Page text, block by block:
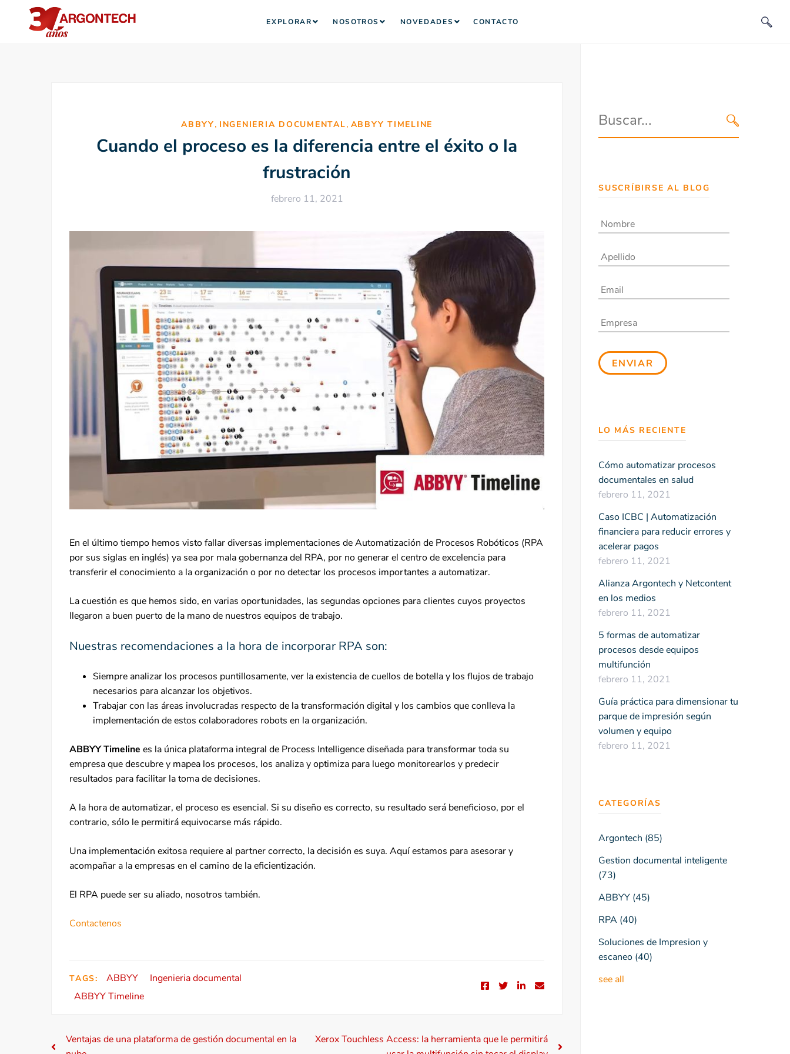
EXPLORAR NOSOTROS NOVEDADES CONTACTO
ABBYY, INGENIERIA DOCUMENTAL, ABBYY TIMELINE
Cuando el proceso es la diferencia entre el éxito o la
frustración
febrero 11, 2021
En el último tiempo hemos visto fallar diversas implementaciones de Automatización de Procesos Robóticos (RPA
por sus siglas en inglés) ya sea por mala gobernanza del RPA, por no generar el centro de excelencia para
transferir el conocimiento a la organización o por no detectar los procesos importantes a automatizar.
La cuestión es que hemos sido, en varias oportunidades, las segundas opciones para clientes cuyos proyectos
llegaron a buen puerto de la mano de nuestros equipos de trabajo.
Nuestras recomendaciones a la hora de incorporar RPA son:
Siempre analizar los procesos puntillosamente, ver la existencia de cuellos de botella y los flujos de trabajo
necesarios para alcanzar los objetivos.
Trabajar con las áreas involucradas respecto de la transformación digital y los cambios que conlleva la
implementación de estos colaboradores robots en la organización.
ABBYY Timeline es la única plataforma integral de Process Intelligence diseñada para transformar toda su
empresa que descubre y mapea los procesos, los analiza y optimiza para luego monitorearlos y predecir
resultados para facilitar la toma de decisiones.
A la hora de automatizar, el proceso es esencial. Si su diseño es correcto, su resultado será beneficioso, por el
contrario, sólo le permitirá equivocarse más rápido.
Una implementación exitosa requiere al partner correcto, la decisión es suya. Aquí estamos para asesorar y
acompañar a la empresas en el camino de la eficientización.
El RPA puede ser su aliado, nosotros también.
Contactenos
TAGS: ABBYY
Ingenieria documental
ABBYY Timeline
N
Ventajas de una plataforma de gestión documental en la
Xerox Touchless Access: la herramienta que le permitirá
SUSCRÍBIRSE AL BLOG
LO MÁS RECIENTE
Cómo automatizar procesos
documentales en salud
febrero 11, 2021
Caso ICBC | Automatización
financiera para reducir errores y
acelerar pagos
febrero 11, 2021
Alianza Argontech y Netcontent
en los medios
febrero 11, 2021
5 formas de automatizar
procesos desde equipos
multifunción
febrero 11, 2021
Guía práctica para dimensionar tu
parque de impresión según
volumen y equipo
febrero 11, 2021
CATEGORÍAS
Argontech (85)
Gestion documental inteligente
(73)
ABBYY (45)
RPA (40)
Soluciones de Impresion y
escaneo (40)
see all